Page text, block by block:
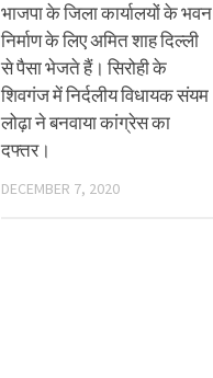
भाजपा के जिला कार्यालयों के भवन
निर्माण के लिए अमित शाह दिल्ली
से पैसा भेजते हैं। सिरोही के
शिवगंज में निर्दलीय विधायक संयम
लोढ़ा ने बनवाया कांग्रेस का
दफ्तर।
DECEMBER 7, 2020